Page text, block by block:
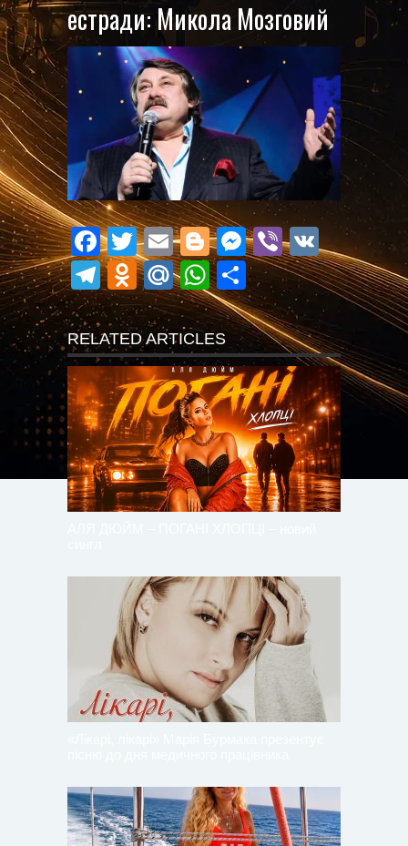
естради: Микола Мозговий
Facebook
Twitter
EmailBlogger
Messenger
Viber
VK
Telegram
Odnoklassniki
Mail.Ru
WhatsApp
Поділитися
RELATED ARTICLES